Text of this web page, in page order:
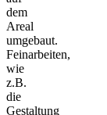
dem
Areal
umgebaut.
Feinarbeiten,
wie
z.B.
die
Gestaltung